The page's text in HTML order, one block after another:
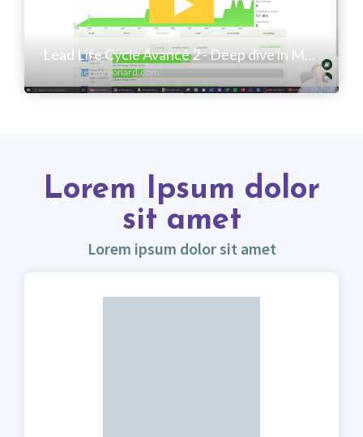
Lorem Ipsum dolor
sit amet
Lorem ipsum dolor sit amet